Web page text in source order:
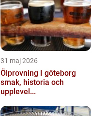
31 maj 2026
Ölprovning I göteborg
smak, historia och
upplevel...